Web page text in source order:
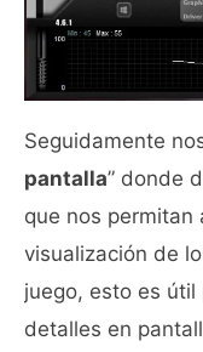
Seguidamente
pantalla” donde
que nos permitan
visualización de
juego, esto es
detalles en